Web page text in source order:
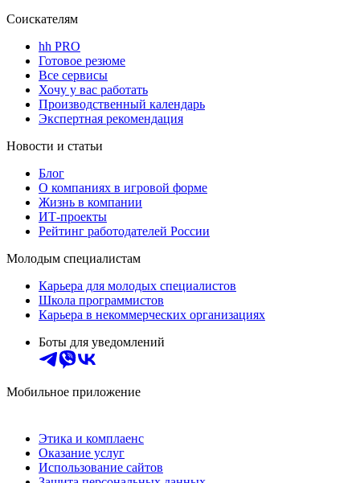
Соискателям
hh PRO
Готовое резюме
Все сервисы
Хочу у вас работать
Производственный календарь
Экспертная рекомендация
Новости и статьи
Блог
О компаниях в игровой форме
Жизнь в компании
ИТ-проекты
Рейтинг работодателей России
Молодым специалистам
Карьера для молодых специалистов
Школа программистов
Карьера в некоммерческих организациях
Боты для уведомлений
Мобильное приложение
Этика и комплаенс
Оказание услуг
Использование сайтов